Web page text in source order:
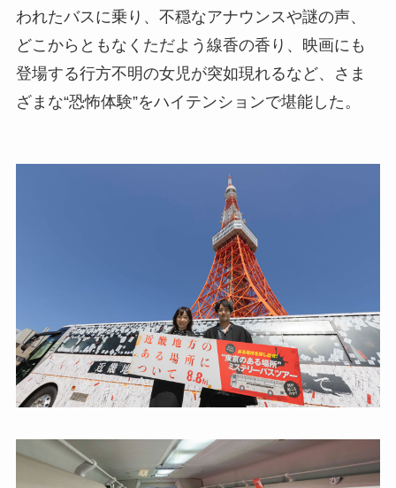
われたバスに乗り、不穏なアナウンスや謎の声、
どこからともなくただよう線香の香り、映画にも
登場する行方不明の女児が突如現れるなど、さま
ざまな“恐怖体験”をハイテンションで堪能した。